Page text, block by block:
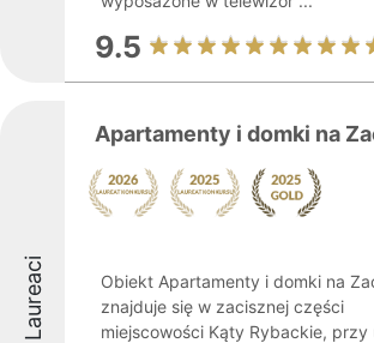
9.5
Laureaci
Apartamenty i domki na
Obiekt Apartamenty i domki na
znajduje się w zacisznej części
miejscowości Kąty Rybackie, przy